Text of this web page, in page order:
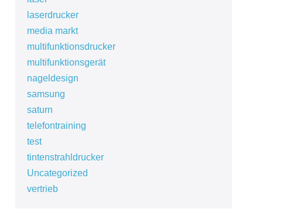
laserdrucker
media markt
multifunktionsdrucker
multifunktionsgerät
nageldesign
samsung
saturn
telefontraining
test
tintenstrahldrucker
Uncategorized
vertrieb